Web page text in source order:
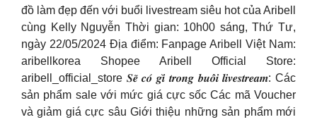
đồ làm đẹp đến với buổi livestream siêu hot của Aribell
cùng Kelly Nguyễn Thời gian: 10h00 sáng, Thứ Tư,
ngày 22/05/2024 Địa điểm: Fanpage Aribell Việt Nam:
aribellkorea Shopee Aribell Official Store:
aribell_official_store 𝑺𝒆̃ 𝒄𝒐́ 𝒈𝒊̀ 𝒕𝒓𝒐𝒏𝒈 𝒃𝒖𝒐̂̉𝒊 𝒍𝒊𝒗𝒆𝒔𝒕𝒓𝒆𝒂𝒎: Các
sản phẩm sale với mức giá cực sốc Các mã Voucher
và giảm giá cực sâu Giới thiệu những sản phẩm mới